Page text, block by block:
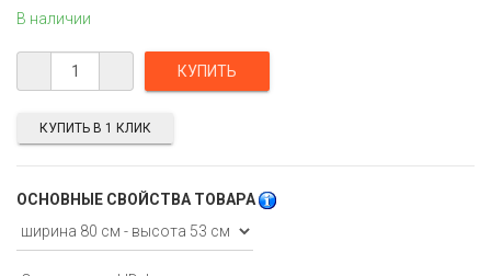
В наличии
ОСНОВНЫЕ СВОЙСТВА ТОВАРА
КУПИТЬ В 1 КЛИК